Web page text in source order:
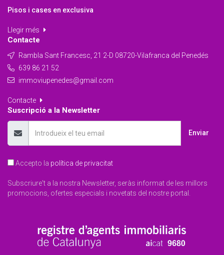
Pisos i cases en exclusiva
Llegir més
Contacte
Rambla Sant Francesc, 21 2-D 08720-Vilafranca del Penedés
639 86 21 52
immoviupenedes@gmail.com
Contacte
Suscripció a la Newsletter
Enviar
Accepto la política de privacitat
Subscriure't a la nostra Newsletter, seràs informat de les millors
promocions, ofertes especials i novetats del nostre portal.